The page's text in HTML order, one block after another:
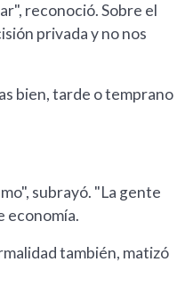
reconoció. Sobre el
privada y no nos
bien, tarde o temprano
subrayó. "La gente
economía.
también, matizó